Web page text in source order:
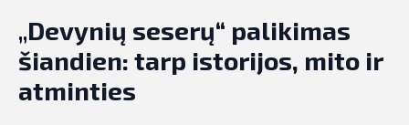
„Devynių seserų“ palikimas
šiandien: tarp istorijos, mito ir
atminties